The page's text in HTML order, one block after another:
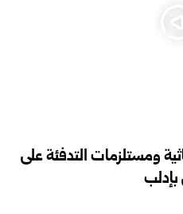
ومستلزمات التدفئة على